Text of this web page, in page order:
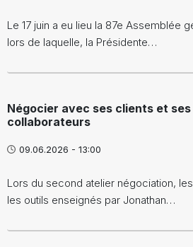
Le 17 juin a eu lieu la 87e Assemblée
lors de laquelle, la Présidente…
Négocier avec ses clients et ses
collaborateurs
09.06.2026 - 13:00
Lors du second atelier négociation,
les outils enseignés par Jonathan…